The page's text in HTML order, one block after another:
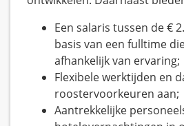
Een salaris tussen de €
basis van een fulltime
afhankelijk van ervaring;
Flexibele werktijden en
roostervoorkeuren aan;
Aantrekkelijke